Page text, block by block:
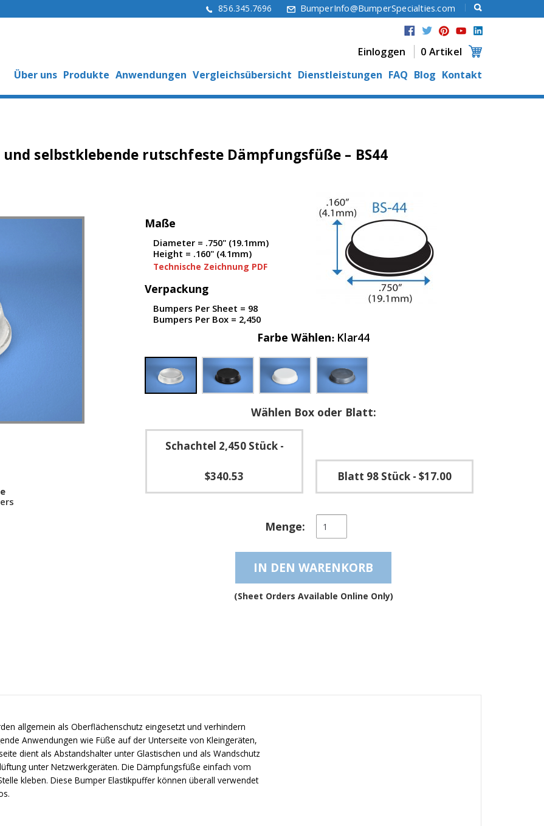
856.345.7696 BumperInfo@BumperSpecialties.com
Einloggen
0 Artikel
Über uns Produkte Anwendungen Vergleichsübersicht Dienstleistungen FAQ Blog Kontakt
selbstklebende rutschfeste Dämpfungsfüße – BS44
Maße
Diameter = .750" (19.1mm)
Height = .160" (4.1mm)
Technische Zeichnung PDF
Verpackung
Bumpers Per Sheet = 98
Bumpers Per Box = 2,450
Farbe Wählen Klar44
Wählen Box oder Blatt:
Schachtel 2,450 Stück-
$340.53 Blatt 98 Stück - $17.00
Menge:
Zylindrische
oben
und
selbstklebende
Dämpfungsfüße
IN DEN WARENKORB
(Sheet Orders Available Online Only)
allgemein als Oberflächenschutz eingesetzt und verhindern
Anwendungen wie Füße auf der Unterseite von Kleingeräten,
dient als Abstandshalter unter Glastischen und als Wandschutz
unter Netzwerkgeräten. Die Dämpfungsfüße einfach vom
kleben. Diese Bumper Elastikpuffer können überall verwendet